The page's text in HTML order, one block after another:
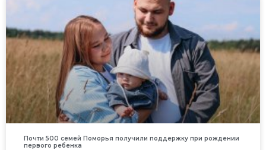
Почти 500 семей Поморья получили поддержку при рождении
первого ребенка